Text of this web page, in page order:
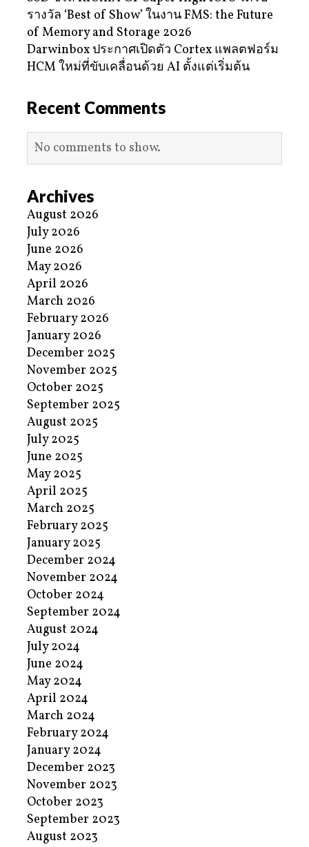
รางวัล ‘Best of Show’ ในงาน FMS: the Future
of Memory and Storage 2026
Darwinbox ประกาศเปิดตัว Cortex แพลตฟอร์ม
HCM ใหม่ที่ขับเคลื่อนด้วย AI ตั้งแต่เริ่มต้น
Recent Comments
No comments to show.
Archives
August 2026
July 2026
June 2026
May 2026
April 2026
March 2026
February 2026
January 2026
December 2025
November 2025
October 2025
September 2025
August 2025
July 2025
June 2025
May 2025
April 2025
March 2025
February 2025
January 2025
December 2024
November 2024
October 2024
September 2024
August 2024
July 2024
June 2024
May 2024
April 2024
March 2024
February 2024
January 2024
December 2023
November 2023
October 2023
September 2023
August 2023